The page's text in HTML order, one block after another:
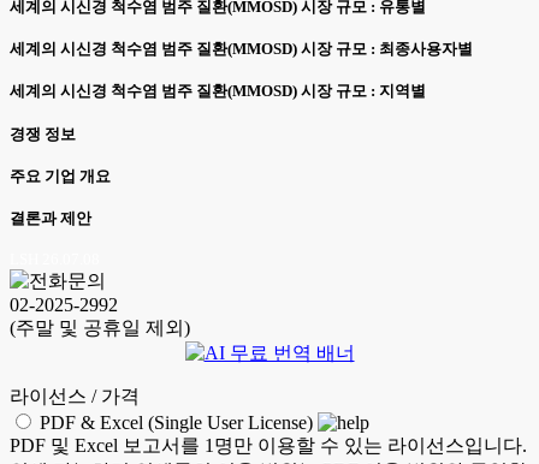
세계의 시신경 척수염 범주 질환(MMOSD) 시장 규모 : 유통별
세계의 시신경 척수염 범주 질환(MMOSD) 시장 규모 : 최종사용자별
세계의 시신경 척수염 범주 질환(MMOSD) 시장 규모 : 지역별
경쟁 정보
주요 기업 개요
결론과 제안
02-2025-2992
(주말 및 공휴일 제외)
라이선스 / 가격
PDF & Excel (Single User License)
PDF 및 Excel 보고서를 1명만 이용할 수 있는 라이선스입니다.